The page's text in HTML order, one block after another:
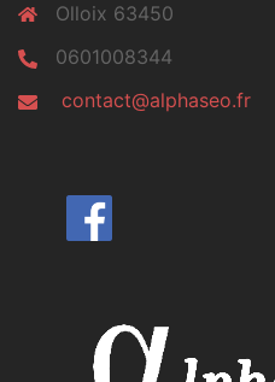
Olloix 63450
0601008344